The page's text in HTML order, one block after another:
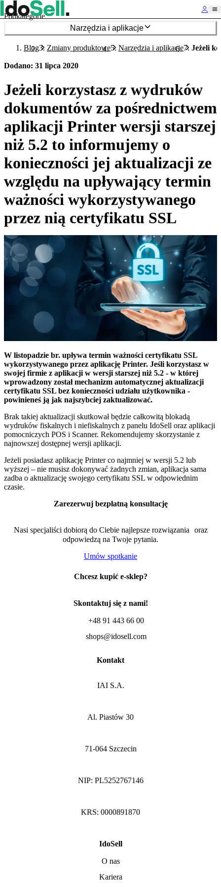
Podkategorie
Narzędzia i aplikacje
Blog Zmiany produktowe Narzędzia i aplikacje Jeżeli
Dodano: 31 lipca 2020
Jeżeli korzystasz z wydruków
dokumentów za pośrednictwem
aplikacji Printer wersji starszej
niż 5.2 to informujemy o
konieczności jej aktualizacji ze
względu na upływający termin
ważności wykorzystywanego
przez nią certyfikatu SSL
W listopadzie br. upływa termin ważności certyfikatu SSL
wykorzystywanego przez aplikację Printer. Jeśli korzystasz w
swojej firmie z aplikacji w wersji starszej niż 5.2 - w której
wprowadzony został mechanizm automatycznej aktualizacji
certyfikatu SSL bez konieczności udziału użytkownika -
powinieneś ją jak najszybciej zaktualizować.
Brak takiej aktualizacji skutkował będzie całkowitą blokadą
wydruków fiskalnych i niefiskalnych z panelu IdoSell oraz aplikacji
pomocniczych POS i Scanner. Rekomendujemy skorzystanie z
najnowszej dostępnej wersji aplikacji.
Jeżeli posiadasz aplikację Printer co najmniej w wersji 5.2 lub
wyższej – nie musisz dokonywać żadnych zmian, aplikacja sama
zadba o aktualizację swojego certyfikatu SSL w odpowiednim
czasie.
Zarezerwuj bezpłatną konsultację
Nasi specjaliści dobiorą do Ciebie najlepsze rozwiązania oraz
odpowiedzą na Twoje pytania.
Umów spotkanie
Chcesz kupić e-sklep?
Skontaktuj się z nami!
+48 91 443 66 00
shops@idosell.com
Kontakt
IAI S.A.
Al. Piastów 30
71-064 Szczecin
NIP: PL5252767146
KRS: 0000891870
IdoSell
O nas
Kariera